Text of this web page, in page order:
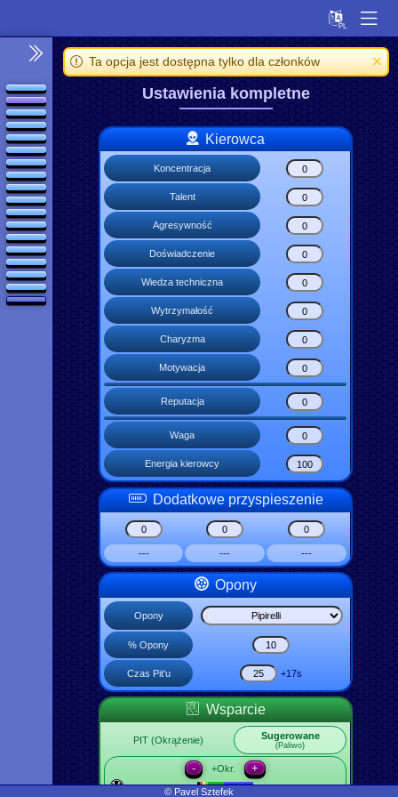
Ta opcja jest dostępna tylko dla członków
Ustawienia kompletne
Kierowca
Koncentracja
Talent
Agresywność
Doświadczenie
Wiedza techniczna
Wytrzymałość
Charyzma
Motywacja
Reputacja
Waga
Energia kierowcy
Dodatkowe przyspieszenie
--- --- ---
Opony
Opony
% Opony
Czas Pit'u +17s
Wsparcie
PIT (Okrążenie) Sugerowane
(Paliwo)
- +Okr. +
© Pavel Sztefek